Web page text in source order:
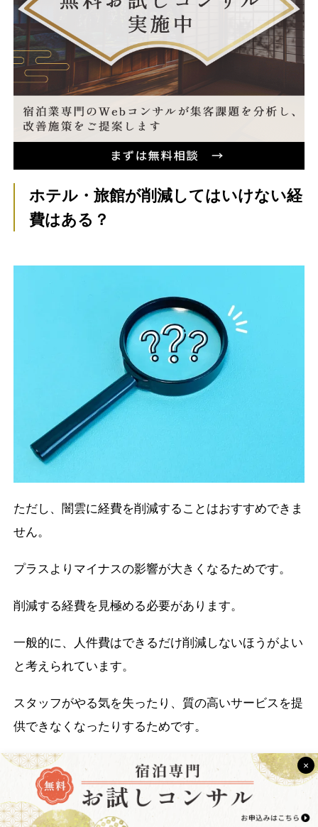
ホテル・旅館が削減してはいけない経
費はある？
ただし、闇雲に経費を削減することはおすすめできま
せん。
プラスよりマイナスの影響が大きくなるためです。
削減する経費を見極める必要があります。
一般的に、人件費はできるだけ削減しないほうがよい
と考えられています。
スタッフがやる気を失ったり、質の高いサービスを提
供できなくなったりするためです。
OTA経由での予約数が多い場合は、OTA手数料の削減
も慎重に行わなければなりません。
経営に悪影響を及ぼさないため、他の集客チャネルを
×